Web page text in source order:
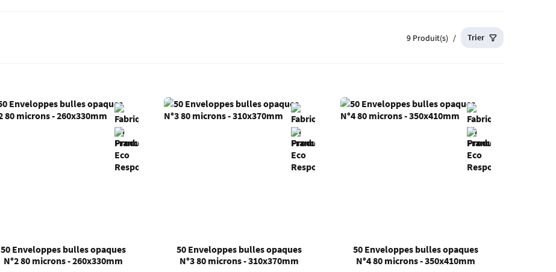
9 Produit(s) / Trier
50 Enveloppes bulles opaques
N°2 80 microns - 260x330mm
50 Enveloppes bulles opaques
N°3 80 microns - 310x370mm
50 Enveloppes bulles opaques
N°4 80 microns - 350x410mm